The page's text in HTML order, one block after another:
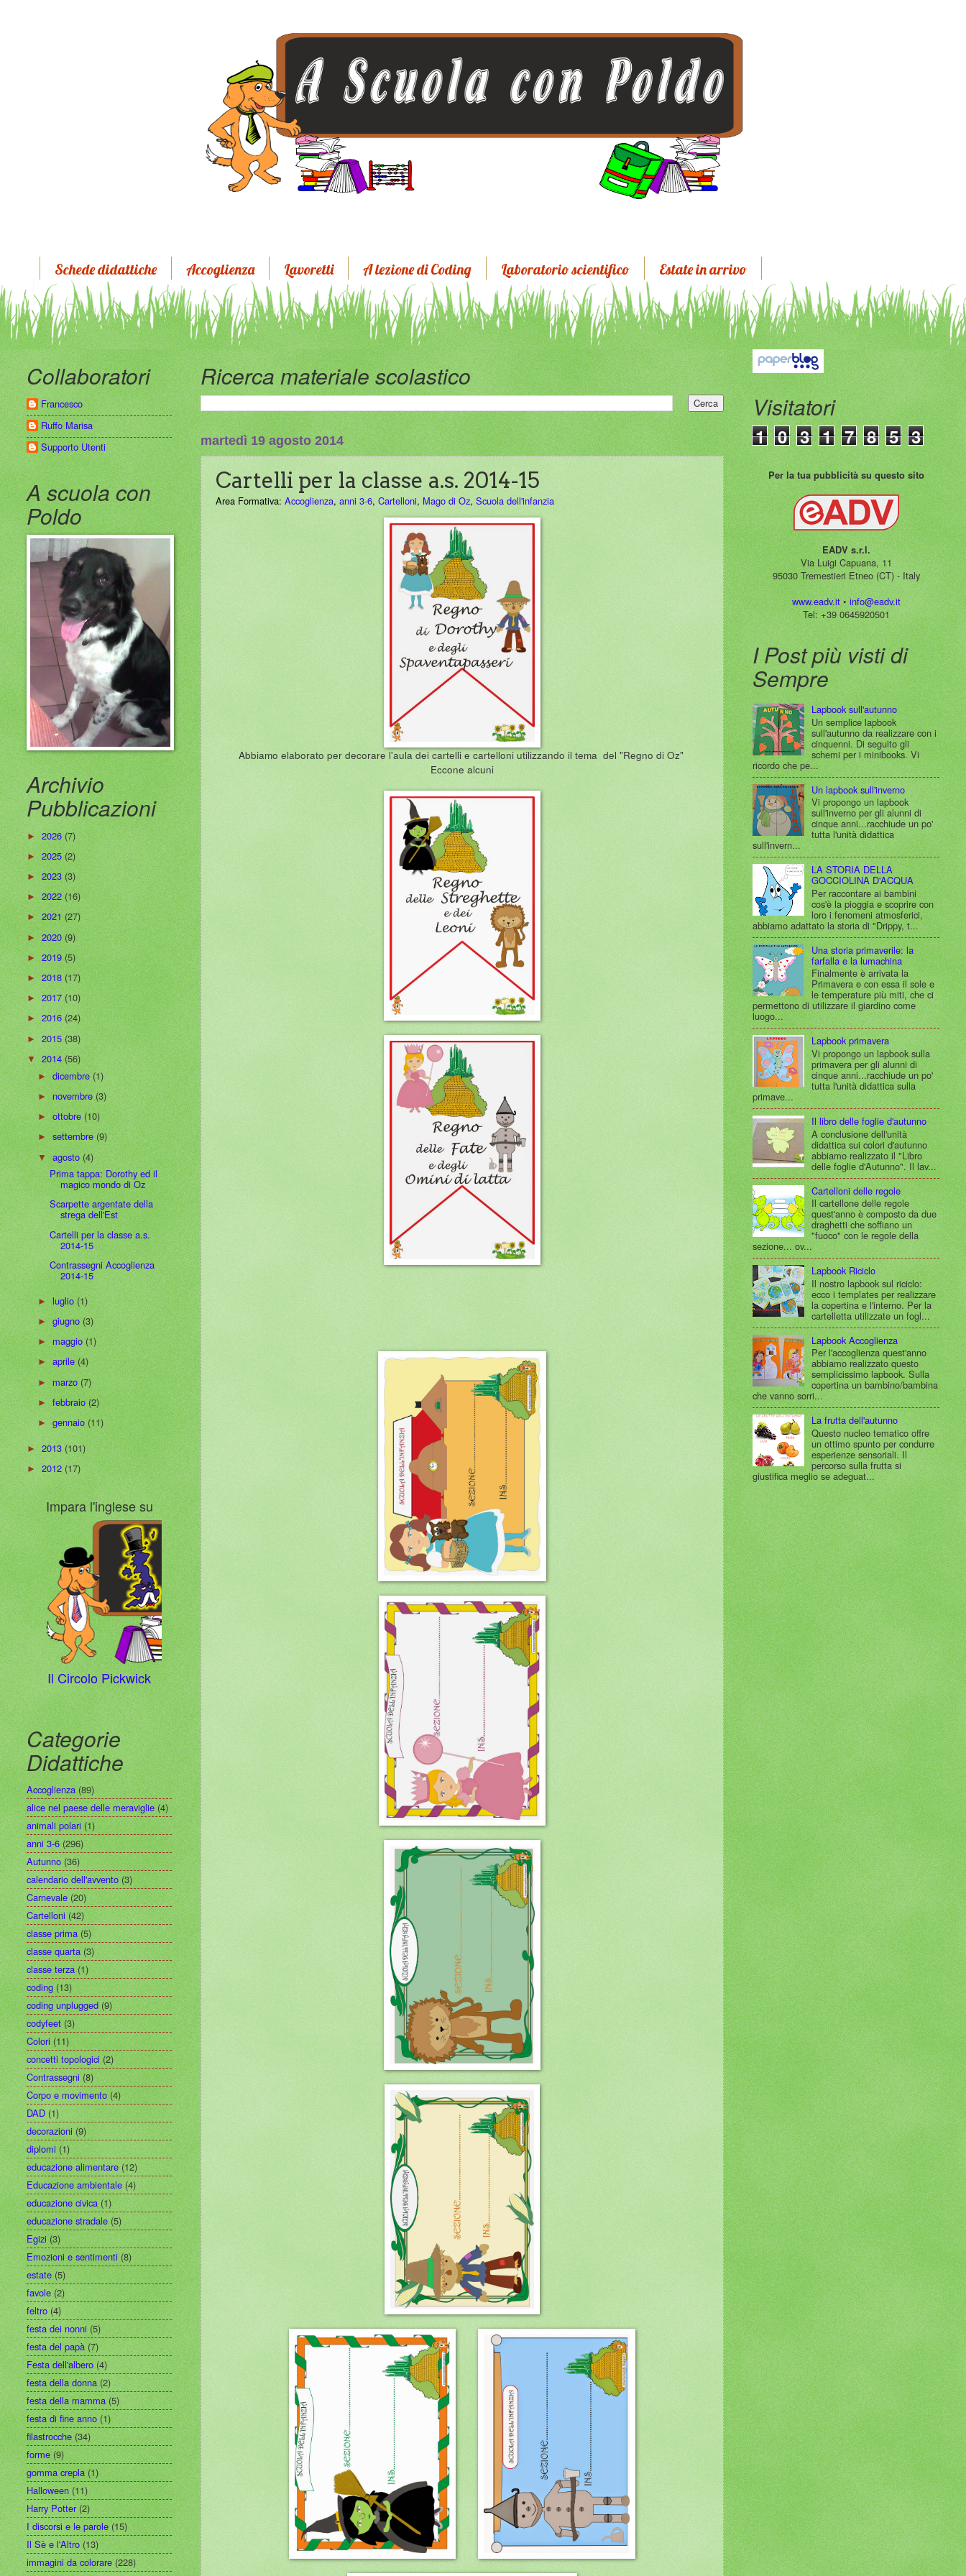
Schede didattiche Accoglienza Lavoretti A lezione di Coding Laboratorio scientifico Estate in arrivo
Ricerca materiale scolastico
martedì 19 agosto 2014
Cartelli per la classe a.s. 2014-15
Area Formativa: Accoglienza, anni 3-6, Cartelloni, Mago di Oz, Scuola dell'infanzia
Abbiamo elaborato per decorare l'aula dei cartelli e cartelloni utilizzando il tema del "Regno di Oz"
Eccone alcuni
Collaboratori
Francesco
Ruffo Marisa
Supporto Utenti
A scuola con
Poldo
Archivio
Pubblicazioni
►2026(7)
►2025(2)
►2023(3)
►2022(16)
►2021(27)
►2020(9)
►2019(5)
►2018(17)
► 2017(10)
►2016(24)
►2015(38)
▼2014(56)
►dicembre(1)
►novembre(3)
►ottobre(10)
►settembre(9)
▼agosto(4)
Prima tappa: Dorothy ed il
magico mondo di Oz
Scarpette argentate della
strega dell'Est
Cartelli per la classe a.s.
2014-15
Contrassegni Accoglienza
2014-15
►luglio(1)
►giugno(3)
►maggio(1)
►aprile (4)
►marzo(7)
►febbraio(2)
►gennaio(11)
► 2013(101)
►2012(17)
Impara l'inglese su
Il Circolo Pickwick
Categorie
Didattiche
Accoglienza (89)
alice nel paese delle meraviglie (4)
animali polari (1)
anni 3-6 (296)
Autunno (36)
calendario dell'avvento (3)
Carnevale (20)
Cartelloni (42)
classe prima (5)
classe quarta (3)
classe terza (1)
coding (13)
coding unplugged (9)
codyfeet (3)
Colori (11)
concetti topologici (2)
Contrassegni (8)
Corpo e movimento (4)
DAD (1)
decorazioni (9)
diplomi (1)
educazione alimentare (12)
Educazione ambientale (4)
educazione civica (1)
educazione stradale (5)
Egizi (3)
Emozioni e sentimenti (8)
estate (5)
favole (2)
feltro (4)
festa dei nonni (5)
festa del papà (7)
Festa dell'albero (4)
festa della donna (2)
festa della mamma (5)
festa di fine anno (1)
filastrocche (34)
forme (9)
gomma crepla (1)
Halloween (11)
Harry Potter (2)
I discorsi e le parole (15)
Il Sè e l'Altro (13)
immagini da colorare (228)
Visitatori
1 0 3 1 7 8 5 3
Per la tua pubblicità su questo sito
EADV s.r.l.
Via Luigi Capuana, 11
95030 Tremestieri Etneo (CT) - Italy
www.eadv.it•info@eadv.it
Tel: +39 0645920501
I Post più visti di
Sempre
Lapbook sull'autunno
Un semplice lapbook
sull'autunno da realizzare con i
cinquenni. Di seguito gli
schemi per i minibooks. Vi
ricordo che pe...
Un lapbook sull'inverno
Vi propongo un lapbook
sull'inverno per gli alunni di
cinque anni...racchiude un po'
tutta l'unità didattica
sull'invern...
LA STORIA DELLA
GOCCIOLINA D'ACQUA
Per raccontare ai bambini
cos'è la pioggia e scoprire con
loro i fenomeni atmosferici,
abbiamo adattato la storia di "Drippy, t...
Una storia primaverile: la
farfalla e la lumachina
Finalmente è arrivata la
Primavera e con essa il sole e
le temperature più miti, che ci
permettono di utilizzare il giardino come
luogo...
Lapbook primavera
Vi propongo un lapbook sulla
primavera per gli alunni di
cinque anni...racchiude un po'
tutta l'unità didattica sulla
primave...
Il libro delle foglie d'autunno
A conclusione dell'unità
didattica sui colori d'autunno
abbiamo realizzato il "Libro
delle foglie d'Autunno". Il lav...
Cartelloni delle regole
Il cartellone delle regole
quest'anno è composto da due
draghetti che soffiano un
"fuoco" con le regole della
sezione... ov...
Lapbook Riciclo
Il nostro lapbook sul riciclo:
ecco i templates per realizzare
la copertina e l'interno. Per la
cartelletta utilizzate un fogl...
Lapbook Accoglienza
Per l'accoglienza quest'anno
abbiamo realizzato questo
semplicissimo lapbook. Sulla
copertina un bambino/bambina
che vanno sorri...
La frutta dell'autunno
Questo nucleo tematico offre
un ottimo spunto per condurre
esperienze sensoriali. Il
percorso sulla frutta si
giustifica meglio se adeguat...